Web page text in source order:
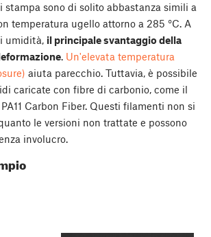
stampa sono di solito abbastanza simili a
temperatura ugello attorno a 285 °C. A
umidità, il principale svantaggio della
. Un'elevata temperatura
aiuta parecchio. Tuttavia, è possibile
caricate con fibre di carbonio, come il
Carbon Fiber. Questi filamenti non si
le versioni non trattate e possono
involucro.